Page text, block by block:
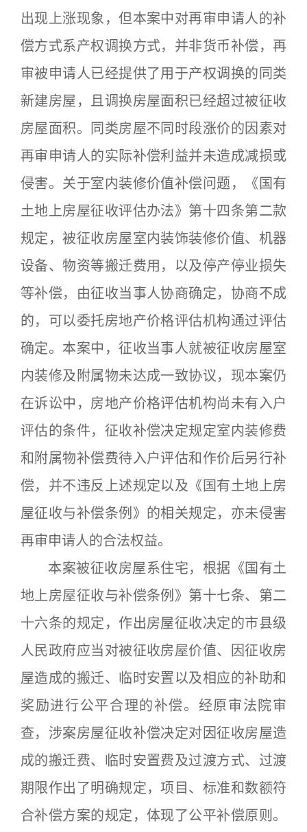
出现上涨现象，但本案中对再审申请人的补
偿方式系产权调换方式，并非货币补偿，再
审被申请人已经提供了用于产权调换的同类
新建房屋，且调换房屋面积已经超过被征收
房屋面积。同类房屋不同时段涨价的因素对
再审申请人的实际补偿利益并未造成减损或
侵害。关于室内装修价值补偿问题，《国有
土地上房屋征收评估办法》第十四条第二款
规定，被征收房屋室内装饰装修价值、机器
设备、物资等搬迁费用，以及停产停业损失
等补偿，由征收当事人协商确定，协商不成
的，可以委托房地产价格评估机构通过评估
确定。本案中，征收当事人就被征收房屋室
内装修及附属物未达成一致协议，现本案仍
在诉讼中，房地产价格评估机构尚未有入户
评估的条件，征收补偿决定规定室内装修费
和附属物补偿费待入户评估和作价后另行补
偿，并不违反上述规定以及《国有土地上房
屋征收与补偿条例》的相关规定，亦未侵害
再审申请人的合法权益。
本案被征收房屋系住宅，根据《国有土
地上房屋征收与补偿条例》第十七条、第二
十六条的规定，作出房屋征收决定的市县级
人民政府应当对被征收房屋价值、因征收房
屋造成的搬迁、临时安置以及相应的补助和
奖励进行公平合理的补偿。经原审法院审
查，涉案房屋征收补偿决定对因征收房屋造
成的搬迁费、临时安置费及过渡方式、过渡
期限作出了明确规定，项目、标准和数额符
合补偿方案的规定，体现了公平补偿原则。